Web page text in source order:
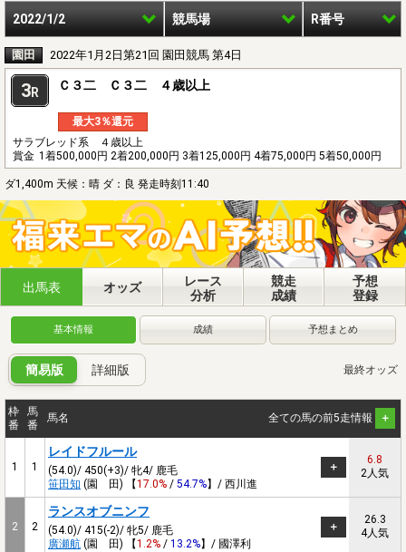
2022/1/2 競馬場 R番号
園田 2022年1月2日第21回 園田競馬 第4日
3R Ｃ３二 Ｃ３二 ４歳以上
最大3％還元
サラブレッド系 ４歳以上
賞金 1着500,000円 2着200,000円 3着125,000円 4着75,000円 5着50,000円
ダ1,400m 天候：晴 ダ：良 発走時刻11:40
出馬表 オッズ
レース
分析
競走
成績
予想
登録
基本情報 成績 予想まとめ
簡易版 詳細版 最終オッズ
枠
番
馬
番
馬名 全ての馬の前5走情報
1 1
レイドフルール
(54.0)/ 450(+3)/ 牝4/ 鹿毛
笹田知 (園 田) 【17.0% / 54.7%】/ 西川進
6.8
2人気
2 2
ランスオブニンフ
(54.0)/ 415(-2)/ 牝5/ 鹿毛
廣瀬航 (園 田) 【1.2% / 13.2%】/ 國澤利
26.3
4人気